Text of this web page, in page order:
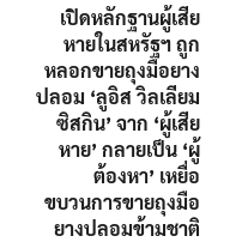
post:
เปิดหลักฐานผู้เสีย
หายในสหรัฐฯ ถูก
หลอกขายถุงมือยาง
ปลอม ‘ลูอิส วิลเลียม
ซิสกิน’ จาก ‘ผู้เสีย
หาย’ กลายเป็น ‘ผู้
ต้องหา’ เหยื่อ
ขบวนการขายถุงมือ
ยางปลอมข้ามชาติ